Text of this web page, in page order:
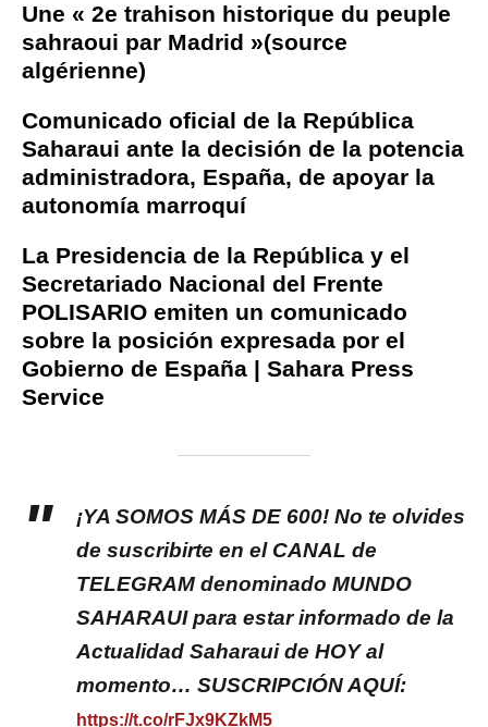
Une « 2e trahison historique du peuple
sahraoui par Madrid »(source
algérienne)
Comunicado oficial de la República
Saharaui ante la decisión de la potencia
administradora, España, de apoyar la
autonomía marroquí
La Presidencia de la República y el
Secretariado Nacional del Frente
POLISARIO emiten un comunicado
sobre la posición expresada por el
Gobierno de España | Sahara Press
Service
¡YA SOMOS MÁS DE 600! No te olvides
de suscribirte en el CANAL de
TELEGRAM denominado MUNDO
SAHARAUI para estar informado de la
Actualidad Saharaui de HOY al
momento… SUSCRIPCIÓN AQUÍ:
https://t.co/rFJx9KZkM5